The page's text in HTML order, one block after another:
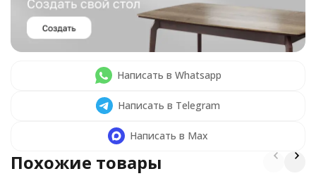
Написать в Whatsapp
Написать в Telegram
Написать в Max
Похожие товары